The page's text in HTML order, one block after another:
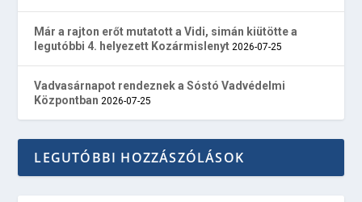
Már a rajton erőt mutatott a Vidi, simán kiütötte a
legutóbbi 4. helyezett Kozármislenyt 2026-07-25
Vadvasárnapot rendeznek a Sóstó Vadvédelmi
Központban 2026-07-25
LEGUTÓBBI HOZZÁSZÓLÁSOK